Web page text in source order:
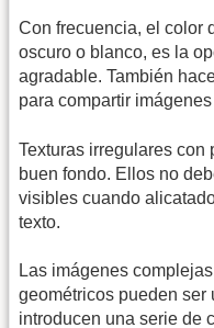
Con frecuencia, el color
oscuro o blanco, es la
agradable. También
para compartir
Texturas irregulares con
buen fondo. Ellos no
visibles cuando
texto.
Las imágenes
geométricos pueden ser
introducen una serie de